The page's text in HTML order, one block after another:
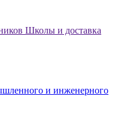
Школы и доставка
и инженерного